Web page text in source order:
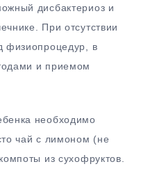
дисбактериоз и
При отсутствии
физиопроцедур, в
и приемом
необходимо
чай с лимоном (не
из сухофруктов.